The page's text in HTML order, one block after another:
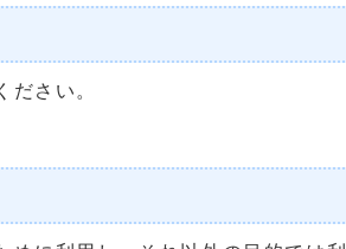
さい。